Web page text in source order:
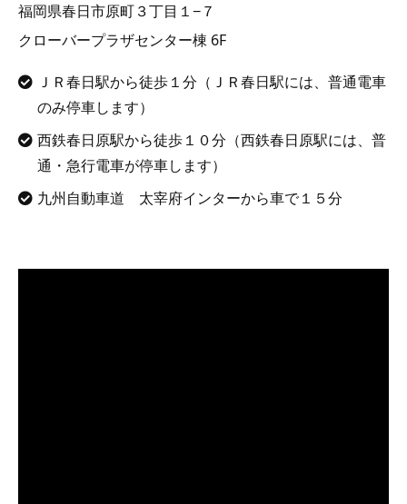
福岡県春日市原町３丁目１−７
クローバープラザセンター棟 6F
ＪＲ春日駅から徒歩１分（ＪＲ春日駅には、普通電車
のみ停車します）
西鉄春日原駅から徒歩１０分（西鉄春日原駅には、普
通・急行電車が停車します）
九州自動車道 太宰府インターから車で１５分